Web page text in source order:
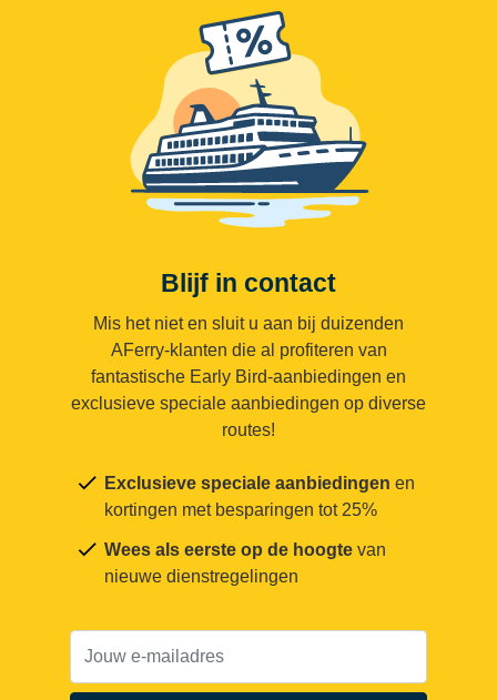
Blijf in contact
Mis het niet en sluit u aan bij duizenden
AFerry-klanten die al profiteren van
fantastische Early Bird-aanbiedingen en
exclusieve speciale aanbiedingen op diverse
routes!
Exclusieve speciale aanbiedingen en
kortingen met besparingen tot 25%
Wees als eerste op de hoogte van
nieuwe dienstregelingen